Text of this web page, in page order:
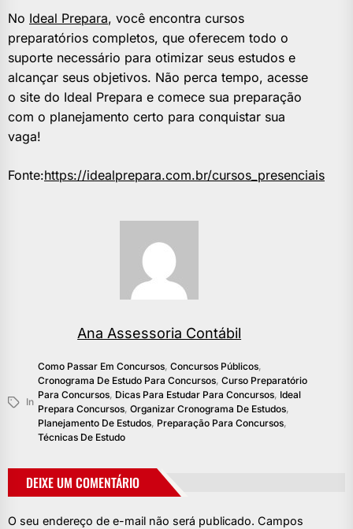
No Ideal Prepara, você encontra cursos
preparatórios completos, que oferecem todo o
suporte necessário para otimizar seus estudos e
alcançar seus objetivos. Não perca tempo, acesse
o site do Ideal Prepara e comece sua preparação
com o planejamento certo para conquistar sua
vaga!
Fonte:https://idealprepara.com.br/cursos_presenciais
Ana Assessoria Contábil
In
Como Passar Em Concursos, Concursos Públicos,
Cronograma De Estudo Para Concursos, Curso Preparatório
Para Concursos, Dicas Para Estudar Para Concursos, Ideal
Prepara Concursos, Organizar Cronograma De Estudos,
Planejamento De Estudos, Preparação Para Concursos,
Técnicas De Estudo
DEIXE UM COMENTÁRIO
O seu endereço de e-mail não será publicado. Campos